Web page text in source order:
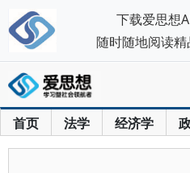
首页 法学 经济学
下载爱思想
随时随地阅读